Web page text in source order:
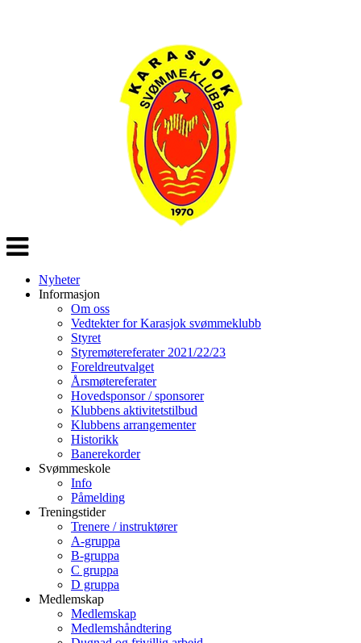
Veksle
navigasjon
Nyheter
Informasjon
Om oss
Vedtekter for Karasjok svømmeklubb
Styret
Styremøtereferater 2021/22/23
Foreldreutvalget
Årsmøtereferater
Hovedsponsor / sponsorer
Klubbens aktivitetstilbud
Klubbens arrangementer
Historikk
Banerekorder
Svømmeskole
Info
Påmelding
Treningstider
Trenere / instruktører
A-gruppa
B-gruppa
C gruppa
D gruppa
Medlemskap
Medlemskap
Medlemshåndtering